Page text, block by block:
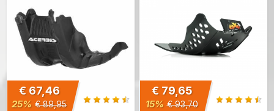
€ 67,46
25% € 89,95
€ 79,65
15% € 93,70